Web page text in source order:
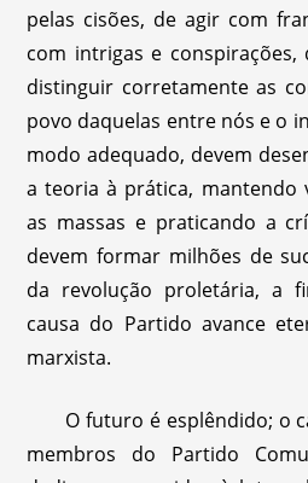
pelas cisões, de agir com
com intrigas e conspirações,
distinguir corretamente as
povo daquelas entre nós e o
modo adequado, devem
a teoria à prática, mantendo
as massas e praticando a
devem formar milhões de
da revolução proletária, a
causa do Partido avance
marxista.
O futuro é esplêndido; o
membros do Partido